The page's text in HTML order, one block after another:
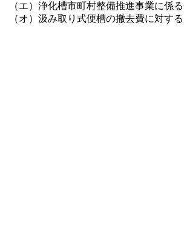
（エ）浄化槽市町村整備推進事業に係
（オ）汲み取り式便槽の撤去費に対す